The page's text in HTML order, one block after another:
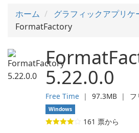
ホーム
グラフィックアプリケ
FormatFactory
5.22.0.0
Free Time ❘ 97.3MB ❘ フ
Windows
161 票から